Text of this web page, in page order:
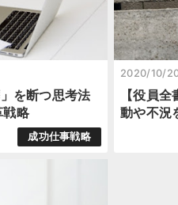
を断つ思考法
戦略
成功仕事戦略
2020/10/
【役員
動や不況